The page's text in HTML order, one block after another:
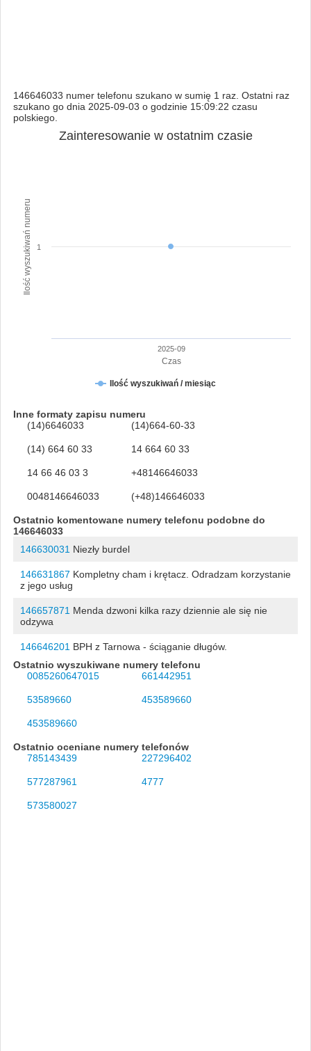
146646033 numer telefonu szukano w sumię 1 raz. Ostatni raz
szukano go dnia 2025-09-03 o godzinie 15:09:22 czasu
polskiego.
Czas
Ilość wyszukiwań numeru
Zainteresowanie w ostatnim czasie
Ilość wyszukiwań / miesiąc
2025-09
1
Inne formaty zapisu numeru
(14)6646033
(14)664-60-33
(14) 664 60 33 14 664 60 33
14 66 46 03 3 +48146646033
0048146646033 (+48)146646033
Ostatnio komentowane numery telefonu podobne do
146646033
146630031 Niezły burdel
146631867 Kompletny cham i krętacz. Odradzam korzystanie
z jego usług
146657871 Menda dzwoni kilka razy dziennie ale się nie
odzywa
146646201 BPH z Tarnowa - ściąganie długów.
Ostatnio wyszukiwane numery telefonu
0085260647015
661442951
53589660 453589660
453589660
Ostatnio oceniane numery telefonów
785143439
227296402
577287961 4777
573580027